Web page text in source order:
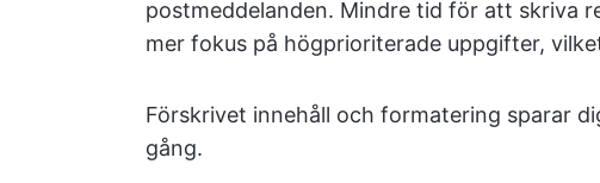
postmeddelanden. Mindre tid för att skriva
mer fokus på högprioriterade uppgifter,
Förskrivet innehåll och formatering sparar
gång.